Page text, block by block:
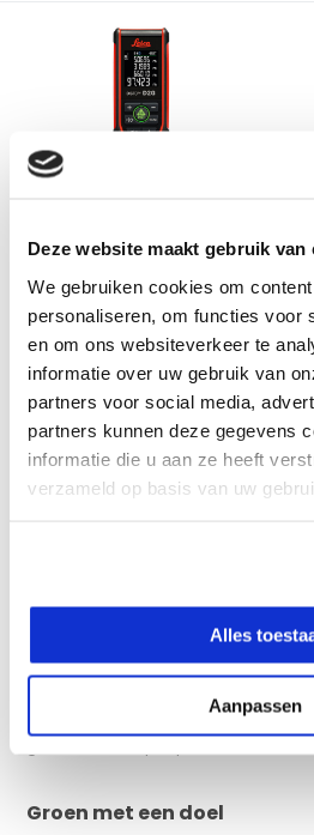
Deze website maakt gebruik van
We gebruiken cookies om
personaliseren, om functies voor
en om ons websiteverkeer te
informatie over uw gebruik van
partners voor social media,
partners kunnen deze gegevens
informatie die u aan ze heeft
verzameld op basis van uw
Alles
Aanpassen
120 meter
De nieuwe Leica DISTO™ D2G,
Vergelijk
Op voorraad
€ 302,50Incl. btw
Bekijken
Nieuw in de afstandsmeter markt is
groene laserdiode in laser
4 tot 6 keer beter zichtbaar voor het
Onze ogen kunnen de kleur groen
is het gelukt om een afstandsmeter
Groen met een doel